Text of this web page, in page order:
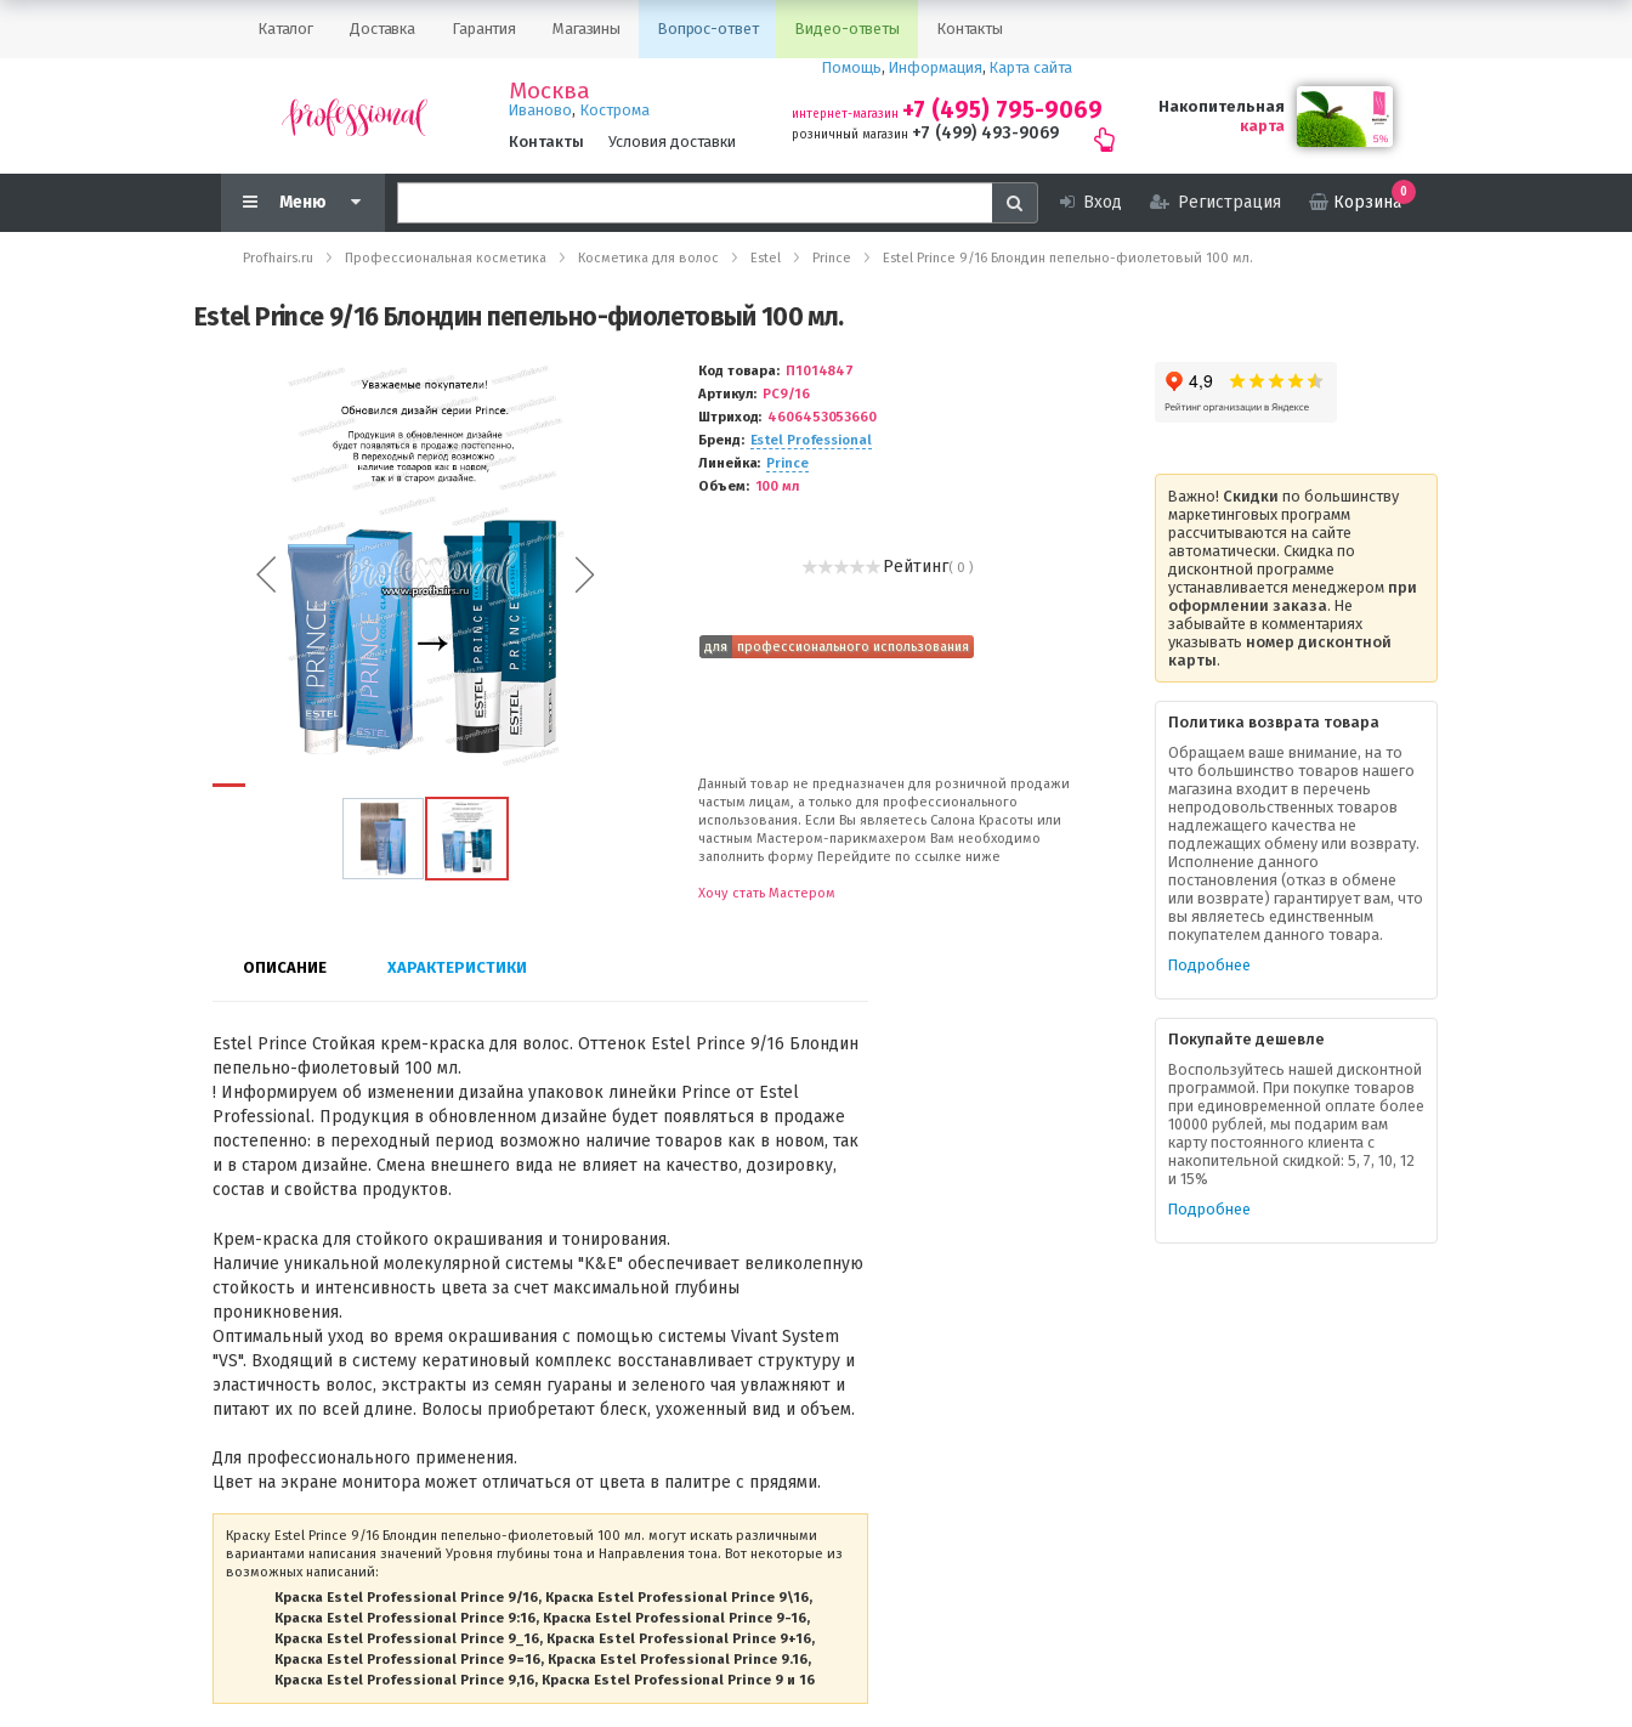
Каталог Доставка Гарантия Магазины Вопрос-ответ Видео-ответы Контакты
Москва
Иваново, Кострома
Контакты
Условия доставки
Помощь, Информация, Карта сайта
интернет-магазин +7 (495) 795-9069
розничный магазин +7 (499) 493-9069
Накопительная
карта
Меню Вход Регистрация Корзина
0
Profhairs.ru Профессиональная косметика Косметика для волос Estel Prince Estel Prince 9/16 Блондин пепельно-фиолетовый 100 мл.
Estel Prince 9/16 Блондин пепельно-фиолетовый 100 мл.
Код товара
П1014847
Артикул
PC9/16
Штриход
4606453053660
Бренд
Estel Professional
Линейка
Prince
Объем
100 мл
Рейтинг( 0 )
для профессионального использования
Данный товар не предназначен для розничной продажи
частым лицам, а только для профессионального
использования. Если Вы являетесь Салона Красоты или
частным Мастером-парикмахером Вам необходимо
заполнить форму Перейдите по ссылке ниже
Хочу стать Мастером
ОПИСАНИЕ ХАРАКТЕРИСТИКИ
Estel Prince Стойкая крем-краска для волос. Оттенок Estel Prince 9/16 Блондин
пепельно-фиолетовый 100 мл.
! Информируем об изменении дизайна упаковок линейки Prince от Estel
Professional. Продукция в обновленном дизайне будет появляться в продаже
постепенно: в переходный период возможно наличие товаров как в новом, так
и в старом дизайне. Смена внешнего вида не влияет на качество, дозировку,
состав и свойства продуктов.
Крем-краска для стойкого окрашивания и тонирования.
Наличие уникальной молекулярной системы "K&E" обеспечивает великолепную
стойкость и интенсивность цвета за счет максимальной глубины
проникновения.
Оптимальный уход во время окрашивания с помощью системы Vivant System
"VS". Входящий в систему кератиновый комплекс восстанавливает структуру и
эластичность волос, экстракты из семян гуараны и зеленого чая увлажняют и
питают их по всей длине. Волосы приобретают блеск, ухоженный вид и объем.
Для профессионального применения.
Цвет на экране монитора может отличаться от цвета в палитре с прядями.
Краску Estel Prince 9/16 Блондин пепельно-фиолетовый 100 мл. могут искать различными
вариантами написания значений Уровня глубины тона и Направления тона. Вот некоторые из
возможных написаний:
Краска Estel Professional Prince 9/16 Краска Estel Professional Prince 9\16
Краска Estel Professional Prince 9:16 Краска Estel Professional Prince 9-16
Краска Estel Professional Prince 9_16 Краска Estel Professional Prince 9+16
Краска Estel Professional Prince 9=16 Краска Estel Professional Prince 9.16
Краска Estel Professional Prince 9,16 Краска Estel Professional Prince 9 и 16
Важно! Скидки по большинству
маркетинговых программ
рассчитываются на сайте
автоматически. Скидка по
дисконтной программе
устанавливается менеджером при
оформлении заказа. Не
забывайте в комментариях
указывать номер дисконтной
карты.
Политика возврата товара
Обращаем ваше внимание, на то
что большинство товаров нашего
магазина входит в перечень
непродовольственных товаров
надлежащего качества не
подлежащих обмену или возврату.
Исполнение данного
постановления (отказ в обмене
или возврате) гарантирует вам, что
вы являетесь единственным
покупателем данного товара.
Подробнее
Покупайте дешевле
Воспользуйтесь нашей дисконтной
программой. При покупке товаров
при единовременной оплате более
10000 рублей, мы подарим вам
карту постоянного клиента с
накопительной скидкой: 5, 7, 10, 12
и 15%
Подробнее